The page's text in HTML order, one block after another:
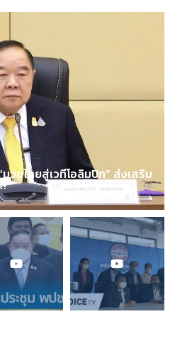
วยไทยสู่เวทีโอลิมปิก” ส่งเสริม